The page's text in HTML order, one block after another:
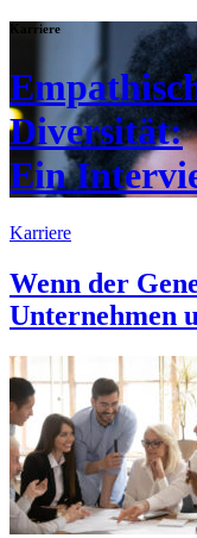
Karriere
Diversität:
Ein
Karriere
Wenn der
Unternehmen